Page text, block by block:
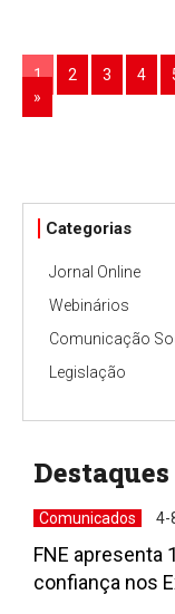
1 2 3 4
»
Categorias
Jornal Online
Webinários
Comunicação
Legislação
Destaques
Comunicados 4-
FNE apresenta
confiança nos